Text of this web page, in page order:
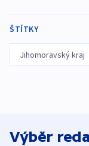
ŠTÍTKY
Jihomoravský kraj
Výběr